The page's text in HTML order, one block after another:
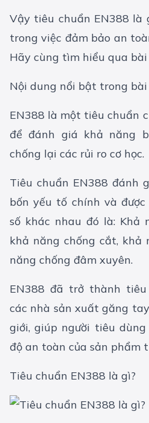
Vậy tiêu chuẩn EN388 là
trong việc đảm bảo an
Hãy cùng tìm hiểu qua
Nội dung nổi bật trong
EN388 là một tiêu chuẩn
để đánh giá khả năng
chống lại các rủi ro cơ học.
Tiêu chuẩn EN388 đánh
bốn yếu tố chính và
số khác nhau đó là: Khả
khả năng chống cắt, khả
năng chống đâm xuyên.
EN388 đã trở thành
các nhà sản xuất găng
giới, giúp người tiêu
độ an toàn của sản phẩm
Tiêu chuẩn EN388 là gì?